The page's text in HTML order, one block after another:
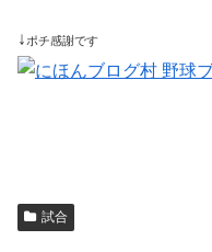
↓ ポチ感謝です
試合